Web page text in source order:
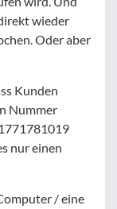
wieder
Oder aber
Kunden
Nummer
nur einen
/ eine